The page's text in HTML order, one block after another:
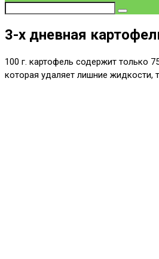
3-х дневная
100 г. картофель содержит только
которая удаляет лишние жидкости,